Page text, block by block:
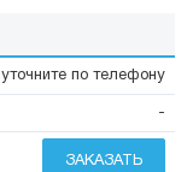
уточните по телефону
-
ЗАКАЗАТЬ